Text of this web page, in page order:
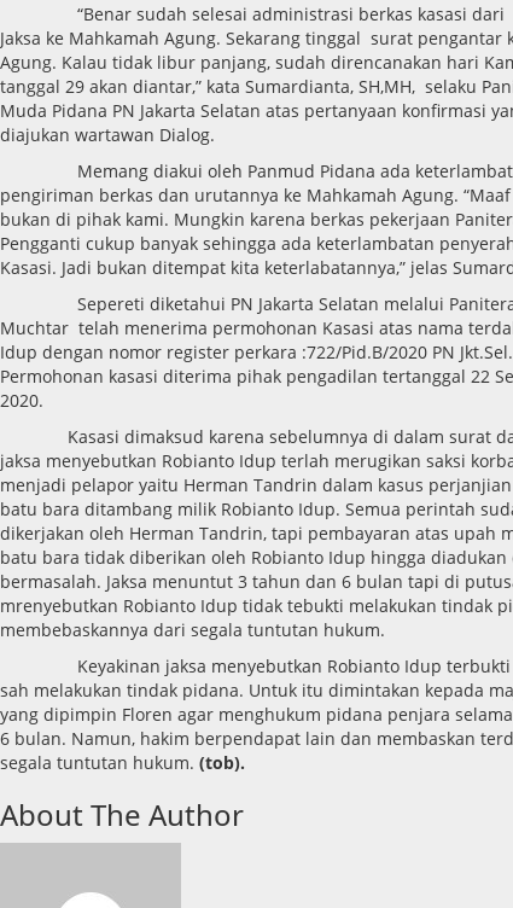
“Benar sudah selesai administrasi berkas kasasi dari
Jaksa ke Mahkamah Agung. Sekarang tinggal surat pengantar
Agung. Kalau tidak libur panjang, sudah direncanakan hari
tanggal 29 akan diantar,” kata Sumardianta, SH,MH, selaku
Muda Pidana PN Jakarta Selatan atas pertanyaan konfirmasi
diajukan wartawan Dialog.
Memang diakui oleh Panmud Pidana ada
pengiriman berkas dan urutannya ke Mahkamah Agung.
bukan di pihak kami. Mungkin karena berkas pekerjaan
Pengganti cukup banyak sehingga ada keterlambatan
Kasasi. Jadi bukan ditempat kita keterlabatannya,” jelas
Sepereti diketahui PN Jakarta Selatan melalui
Muchtar telah menerima permohonan Kasasi atas nama
Idup dengan nomor register perkara :722/Pid.B/2020 PN Jkt.Sel.
Permohonan kasasi diterima pihak pengadilan tertanggal 22
2020.
Kasasi dimaksud karena sebelumnya di dalam surat
jaksa menyebutkan Robianto Idup terlah merugikan saksi
menjadi pelapor yaitu Herman Tandrin dalam kasus
batu bara ditambang milik Robianto Idup. Semua perintah
dikerjakan oleh Herman Tandrin, tapi pembayaran atas upah
batu bara tidak diberikan oleh Robianto Idup hingga diadukan
bermasalah. Jaksa menuntut 3 tahun dan 6 bulan tapi di
mrenyebutkan Robianto Idup tidak tebukti melakukan tindak
membebaskannya dari segala tuntutan hukum.
Keyakinan jaksa menyebutkan Robianto Idup terbukti
sah melakukan tindak pidana. Untuk itu dimintakan kepada
yang dipimpin Floren agar menghukum pidana penjara
6 bulan. Namun, hakim berpendapat lain dan membaskan
segala tuntutan hukum. (tob).
About The Author